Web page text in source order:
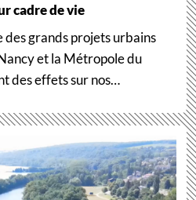
cadre de vie
des grands projets urbains
et la Métropole du
des effets sur nos…